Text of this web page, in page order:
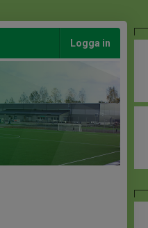
Logga in